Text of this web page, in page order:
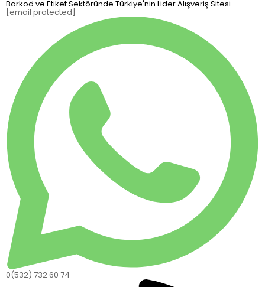
Barkod ve Etiket Sektöründe Türkiye'nin Lider Alışveriş Sitesi
[email protected]
0(532) 732 60 74